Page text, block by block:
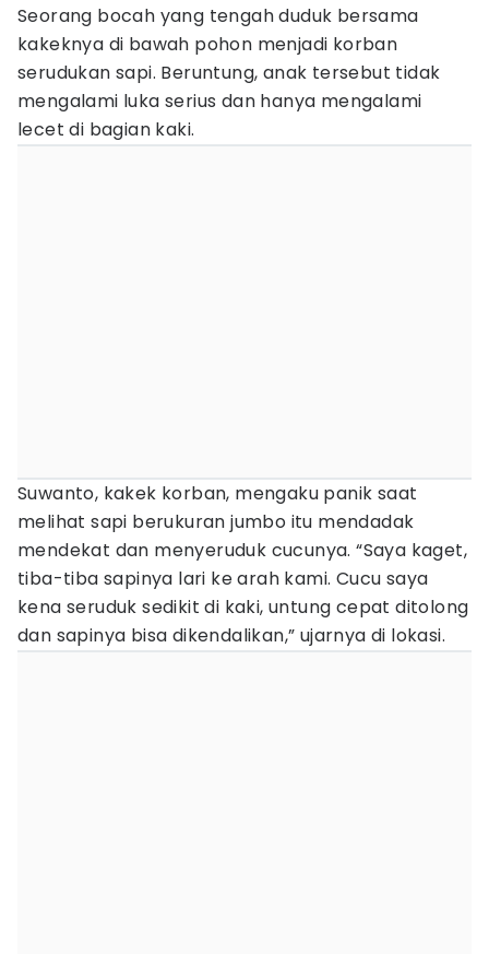
Seorang bocah yang tengah duduk bersama
kakeknya di bawah pohon menjadi korban
serudukan sapi. Beruntung, anak tersebut tidak
mengalami luka serius dan hanya mengalami
lecet di bagian kaki.
Suwanto, kakek korban, mengaku panik saat
melihat sapi berukuran jumbo itu mendadak
mendekat dan menyeruduk cucunya. “Saya kaget,
tiba-tiba sapinya lari ke arah kami. Cucu saya
kena seruduk sedikit di kaki, untung cepat ditolong
dan sapinya bisa dikendalikan,” ujarnya di lokasi.